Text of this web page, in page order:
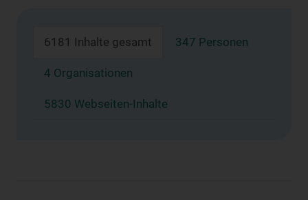
6181 Inhalte gesamt 347 Personen
4 Organisationen
5830 Webseiten-Inhalte